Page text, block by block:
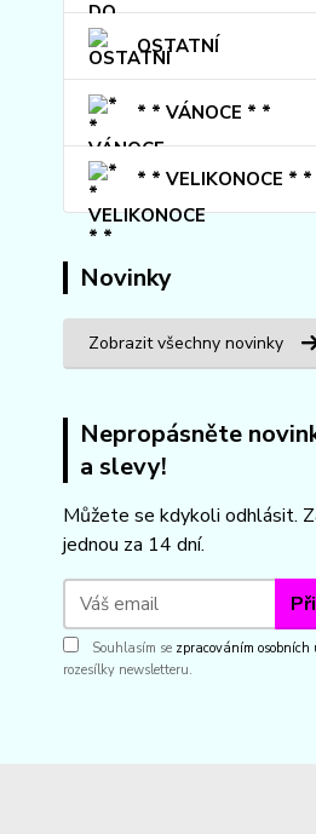
OSTATNÍ
* * VÁNOCE * *
* * VELIKONOCE * *
Novinky
Zobrazit všechny novinky
Nepropásněte
a slevy!
Můžete se kdykoli odhlásit.
jednou za 14 dní.
Souhlasím se zpracováním osobních
rozesílky newsletteru.